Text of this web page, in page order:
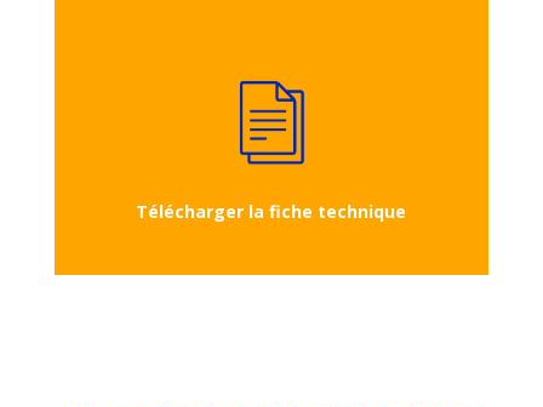
Télécharger la fiche technique